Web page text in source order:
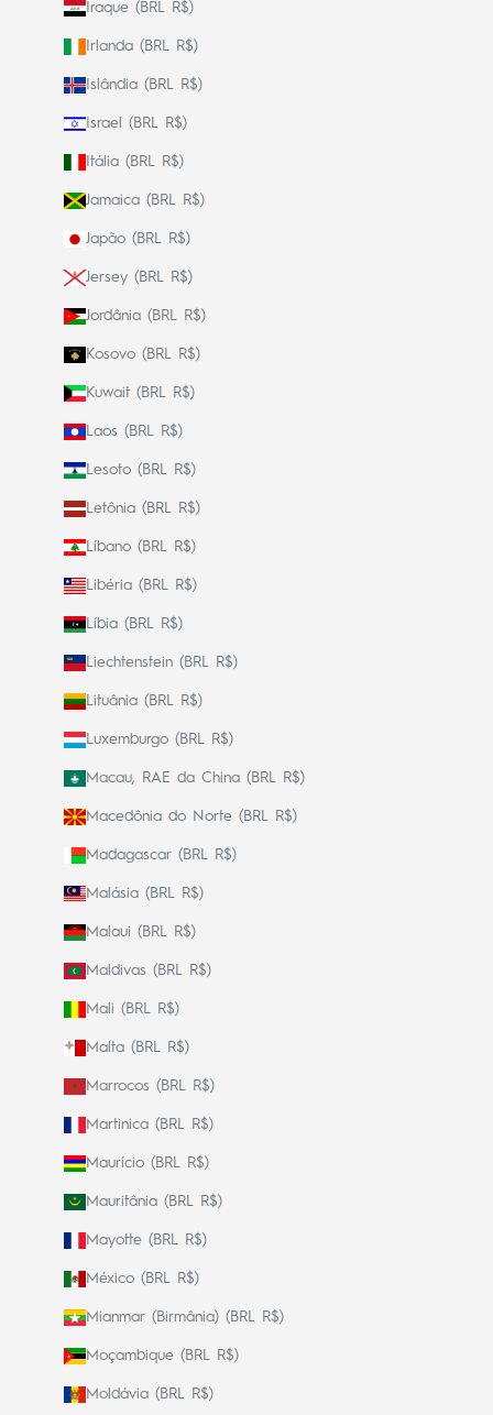
Iraque (BRL R$)
Irlanda (BRL R$)
Islândia (BRL R$)
Israel (BRL R$)
Itália (BRL R$)
Jamaica (BRL R$)
Japão (BRL R$)
Jersey (BRL R$)
Jordânia (BRL R$)
Kosovo (BRL R$)
Kuwait (BRL R$)
Laos (BRL R$)
Lesoto (BRL R$)
Letônia (BRL R$)
Líbano (BRL R$)
Libéria (BRL R$)
Líbia (BRL R$)
Liechtenstein (BRL R$)
Lituânia (BRL R$)
Luxemburgo (BRL R$)
Macau, RAE da China (BRL R$)
Macedônia do Norte (BRL R$)
Madagascar (BRL R$)
Malásia (BRL R$)
Malaui (BRL R$)
Maldivas (BRL R$)
Mali (BRL R$)
Malta (BRL R$)
Marrocos (BRL R$)
Martinica (BRL R$)
Maurício (BRL R$)
Mauritânia (BRL R$)
Mayotte (BRL R$)
México (BRL R$)
Mianmar (Birmânia) (BRL R$)
Moçambique (BRL R$)
Moldávia (BRL R$)